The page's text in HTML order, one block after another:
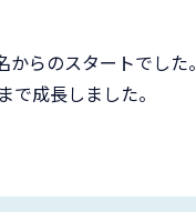
らのスタートでした。
で成長しました。